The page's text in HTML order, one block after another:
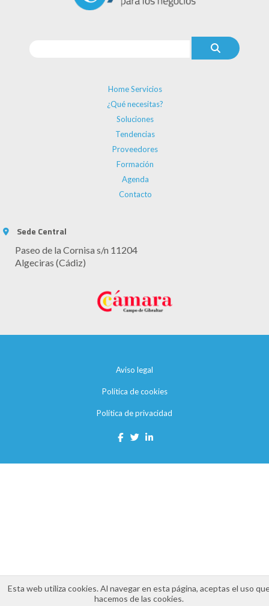
Home Servicios
¿Qué necesitas?
Soluciones
Tendencias
Proveedores
Formación
Agenda
Contacto
Sede Central
Paseo de la Cornisa s/n 11204
Algeciras (Cádiz)
Aviso legal
Política de cookies
Política de privacidad
Esta web utiliza cookies. Al navegar en esta página, aceptas el uso
hacemos de las cookies.